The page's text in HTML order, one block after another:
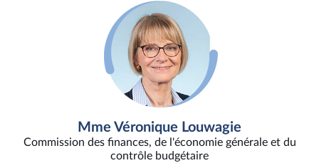
Mme Véronique Louwagie
Commission des finances, de l'économie générale et du
contrôle budgétaire